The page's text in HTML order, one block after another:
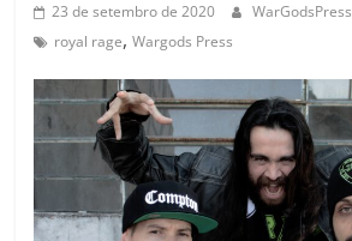
23 de setembro de 2020 WarGodsPress
royal rage,Wargods Press